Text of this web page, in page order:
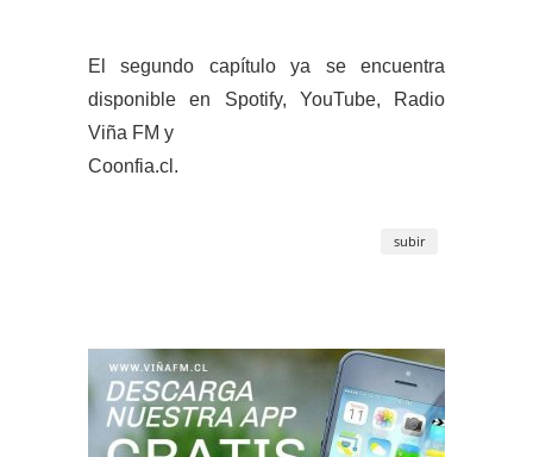
El segundo capítulo ya se encuentra
disponible en Spotify, YouTube, Radio
Viña FM y
Coonfia.cl.
subir